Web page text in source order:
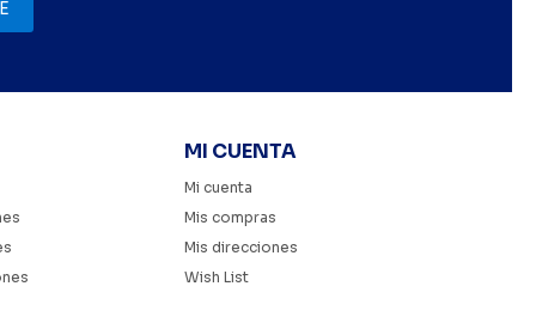
MI CUENTA
Mi cuenta
Mis compras
Mis direcciones
Wish List